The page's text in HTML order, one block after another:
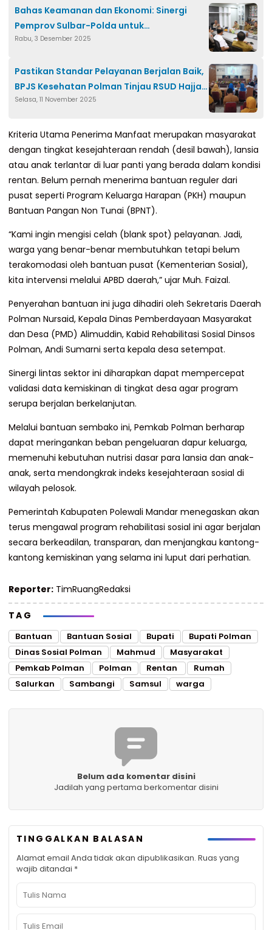
Bahas Keamanan dan Ekonomi: Sinergi
Pemprov Sulbar-Polda untuk
Pembangunan Optimal
Rabu, 3 Desember 2025
Pastikan Standar Pelayanan Berjalan Baik,
BPJS Kesehatan Polman Tinjau RSUD Hajjah
Andi Depu
Selasa, 11 November 2025
Kriteria Utama Penerima Manfaat merupakan masyarakat
dengan tingkat kesejahteraan rendah (desil bawah), lansia
atau anak terlantar di luar panti yang berada dalam kondisi
rentan. Belum pernah menerima bantuan reguler dari
pusat seperti Program Keluarga Harapan (PKH) maupun
Bantuan Pangan Non Tunai (BPNT).
“Kami ingin mengisi celah (blank spot) pelayanan. Jadi,
warga yang benar-benar membutuhkan tetapi belum
terakomodasi oleh bantuan pusat (Kementerian Sosial),
kita intervensi melalui APBD daerah,” ujar Muh. Faizal.
Penyerahan bantuan ini juga dihadiri oleh Sekretaris Daerah
Polman Nursaid, Kepala Dinas Pemberdayaan Masyarakat
dan Desa (PMD) Alimuddin, Kabid Rehabilitasi Sosial Dinsos
Polman, Andi Sumarni serta kepala desa setempat.
Sinergi lintas sektor ini diharapkan dapat mempercepat
validasi data kemiskinan di tingkat desa agar program
serupa berjalan berkelanjutan.
Melalui bantuan sembako ini, Pemkab Polman berharap
dapat meringankan beban pengeluaran dapur keluarga,
memenuhi kebutuhan nutrisi dasar para lansia dan anak-
anak, serta mendongkrak indeks kesejahteraan sosial di
wilayah pelosok.
Pemerintah Kabupaten Polewali Mandar menegaskan akan
terus mengawal program rehabilitasi sosial ini agar berjalan
secara berkeadilan, transparan, dan menjangkau kantong-
kantong kemiskinan yang selama ini luput dari perhatian.
Reporter: TimRuangRedaksi
TAG
Bantuan Bantuan Sosial Bupati
Bupati Polman
Dinas Sosial Polman
Mahmud
Masyarakat
Pemkab Polman
Polman Rentan
Rumah
Salurkan
Sambangi Samsul warga
Belum ada komentar disini
Jadilah yang pertama berkomentar disini
TINGGALKAN BALASAN
Alamat email Anda tidak akan dipublikasikan. Ruas yang
wajib ditandai *